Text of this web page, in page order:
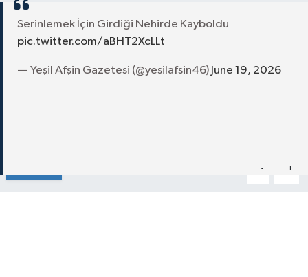
Serinlemek İçin Girdiği Nehirde Kayboldu
pic.twitter.com/aBHT2XcLLt
— Yeşil Afşin Gazetesi (@yesilafsin46) June 19, 2026
- +